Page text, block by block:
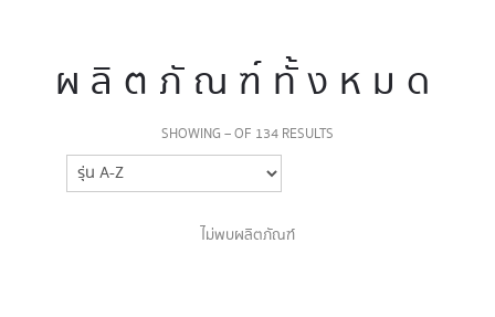
ผลิตภัณฑ์ทั้งหมด
SHOWING – OF 134 RESULTS
ไม่พบผลิตภัณฑ์